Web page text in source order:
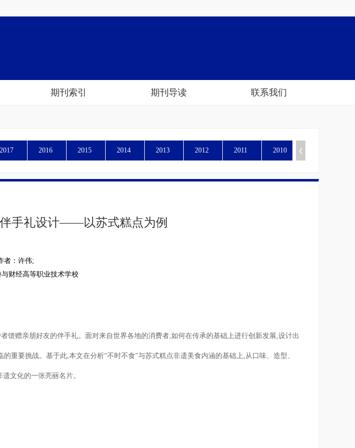
期刊索引 期刊导读 联系我们
2017 2016 2015 2014 2013 2012 2011 2010
手礼设计——以苏式糕点为例
者：许伟;
财经高等职业技术学校
赠亲朋好友的伴手礼。面对来自世界各地的消费者,如何在传承的基础上进行创新发展,设计出
重要挑战。基于此,本文在分析“不时不食”与苏式糕点非遗美食内涵的基础上,从口味、造型、
文化的一张亮丽名片。